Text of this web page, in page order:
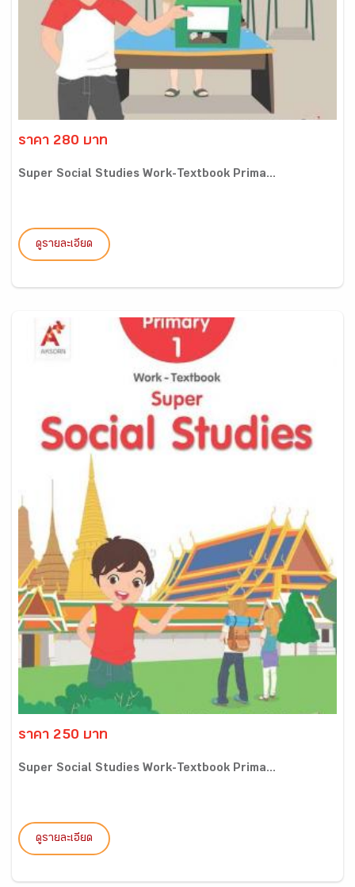
ราคา 280 บาท
Super Social Studies Work-Textbook Prima...
ดูรายละเอียด
ราคา 250 บาท
Super Social Studies Work-Textbook Prima...
ดูรายละเอียด